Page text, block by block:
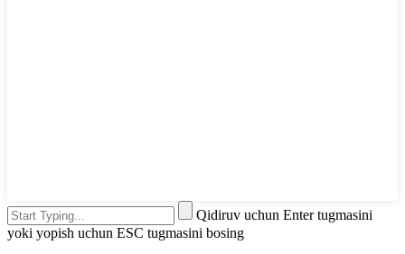
Qidiruv uchun Enter tugmasini
yoki yopish uchun ESC tugmasini bosing